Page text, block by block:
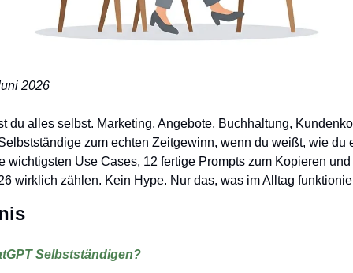
2026
du alles selbst. Marketing, Angebote, Buchhaltung,
zum echten Zeitgewinn, wenn du weißt, wie du
wichtigsten Use Cases, 12 fertige Prompts zum Kopieren
wirklich zählen. Kein Hype. Nur das, was im Alltag
Selbstständigen?